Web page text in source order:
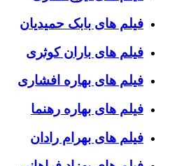
فیلم های بابک حمیدیان
فیلم های باران کوثری
فیلم های بهاره افشاری
فیلم های بهاره رهنما
فیلم های بهرام رادان